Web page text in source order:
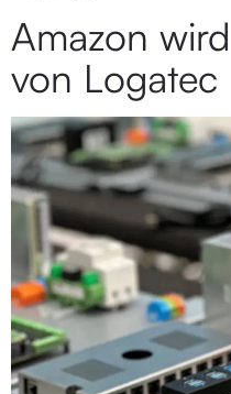
Amazon
von Logatec